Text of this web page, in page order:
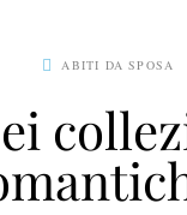
ABITI DA SPOSA